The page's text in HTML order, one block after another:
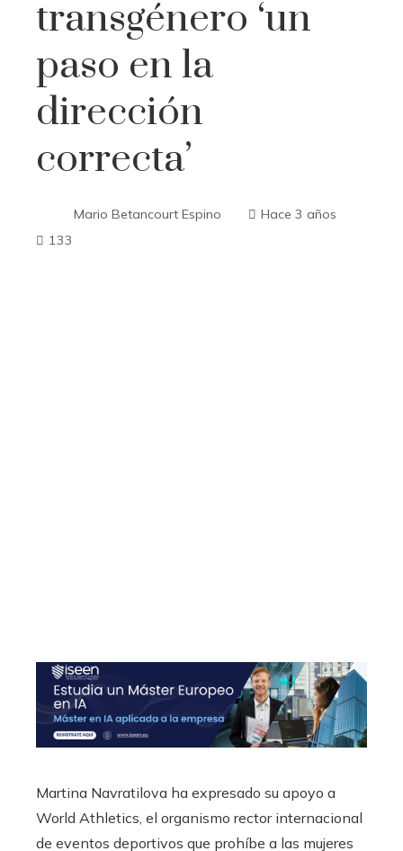
transgénero ‘un
paso en la
dirección
correcta’
Mario Betancourt Espino
Hace 3 años
133
Martina Navratilova ha expresado su apoyo a
World Athletics, el organismo rector internacional
de eventos deportivos que prohíbe a las mujeres